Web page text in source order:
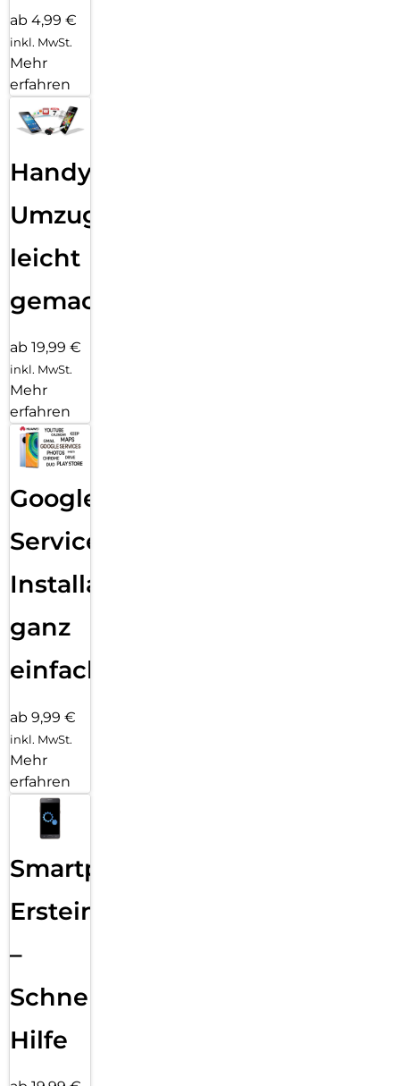
ab 4,99 €
inkl. MwSt.
Mehr
erfahren
Handy
Umzug
leicht
gemacht!
ab 19,99 €
inkl. MwSt.
Mehr
erfahren
Google
Services
Installation
ganz
einfach
ab 9,99 €
inkl. MwSt.
Mehr
erfahren
Smartphone
Ersteinrichtung
–
Schnelle
Hilfe